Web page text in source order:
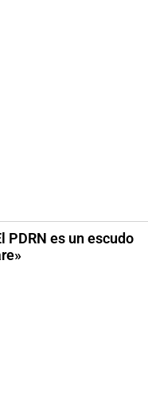
PDRN es un escudo